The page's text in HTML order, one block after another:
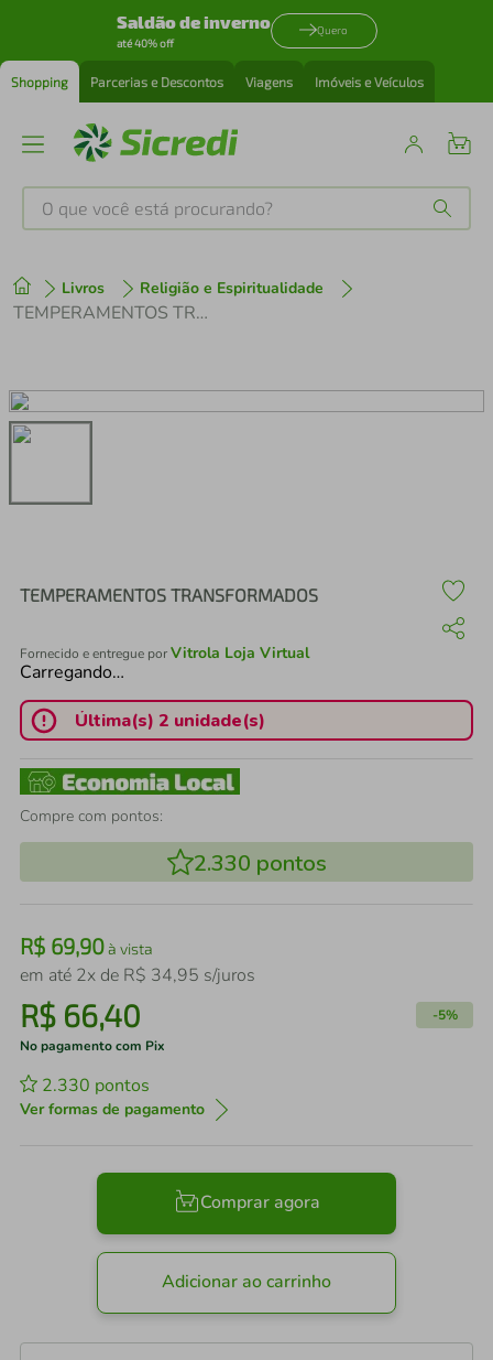
Saldão de inverno
até 40% off
Quero
Shopping Parcerias e Descontos Viagens Imóveis e Veículos
O que você está procurando?
Livros Religião e Espiritualidade
TEMPERAMENTOS TRANSFORMADOS
TEMPERAMENTOS TRANSFORMADOS
Fornecido e entregue porVitrola Loja Virtual
Carregando…
Última(s) 2 unidade(s)
Compre com pontos:
2.330 pontos
R$ 69,90à vista
em até 2x de R$ 34,95 s/juros
R$ 66,40 -5%
No pagamento com Pix
2.330 pontos
Ver formas de pagamento
Comprar agora
Adicionar ao carrinho
1º tenis